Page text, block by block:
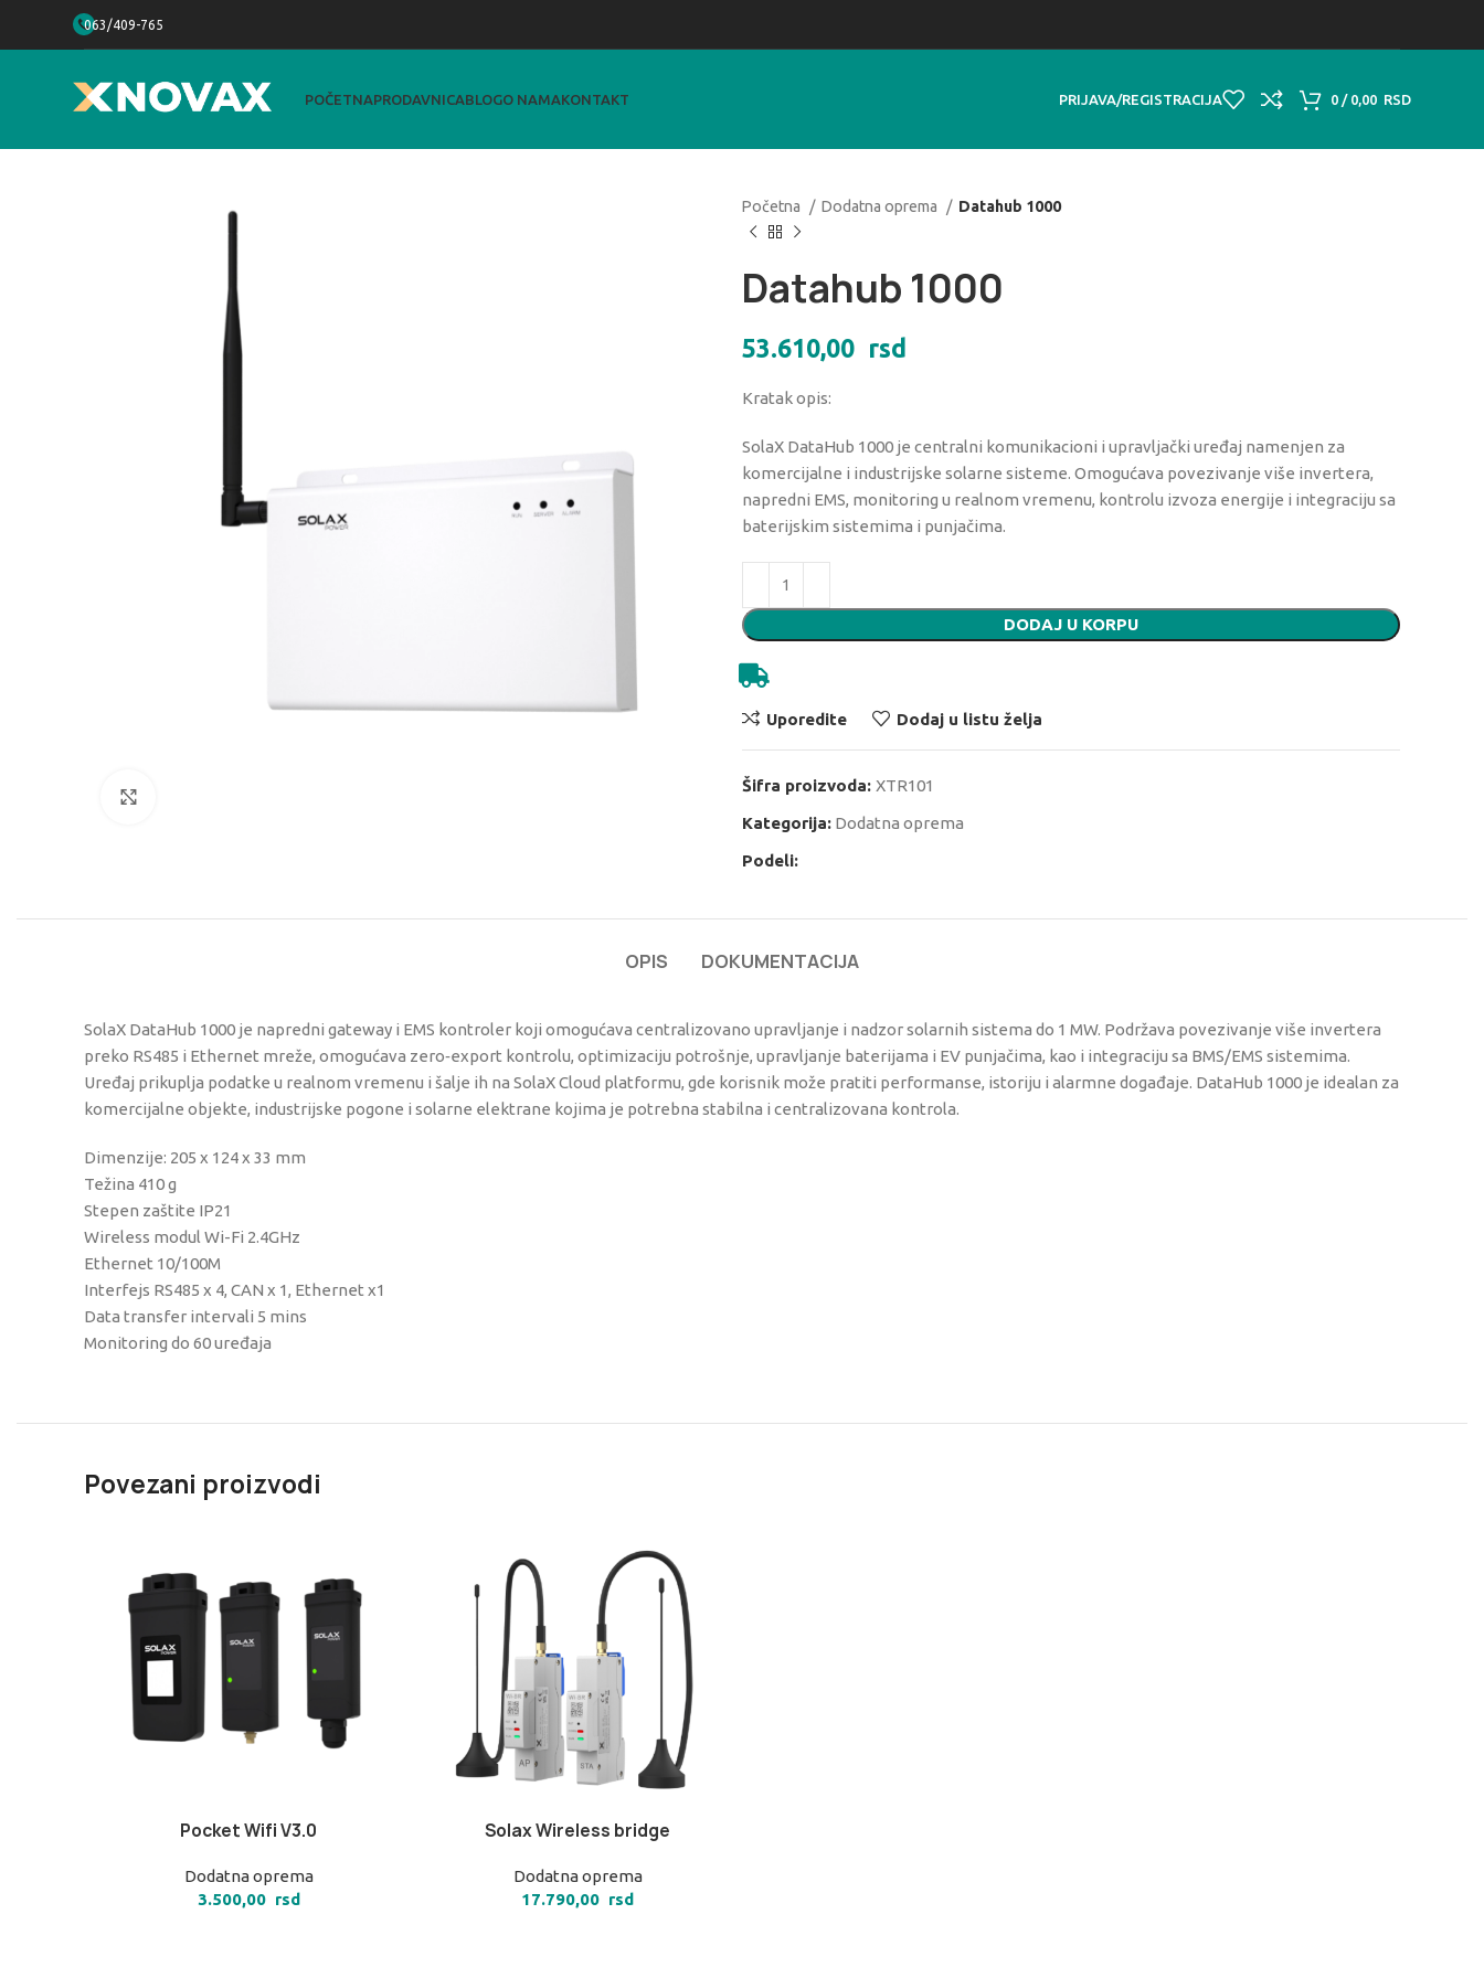
063/409-765
POČETNAPRODAVNICABLOGO NAMAKONTAKT PRIJAVA/REGISTRACIJA 0 / 0,00 RSD
Početna Dodatna oprema Datahub 1000
Datahub 1000
53.610,00 rsd
Kratak opis:
SolaX DataHub 1000 je centralni komunikacioni i upravljački uređaj namenjen za
komercijalne i industrijske solarne sisteme. Omogućava povezivanje više invertera,
napredni EMS, monitoring u realnom vremenu, kontrolu izvoza energije i integraciju sa
baterijskim sistemima i punjačima.
DODAJ U KORPU
Uporedite Dodaj u listu želja
Šifra proizvoda: XTR101
Kategorija: Dodatna oprema
Podeli:
OPIS DOKUMENTACIJA
SolaX DataHub 1000 je napredni gateway i EMS kontroler koji omogućava centralizovano upravljanje i nadzor solarnih sistema do 1 MW. Podržava povezivanje više invertera
preko RS485 i Ethernet mreže, omogućava zero‑export kontrolu, optimizaciju potrošnje, upravljanje baterijama i EV punjačima, kao i integraciju sa BMS/EMS sistemima.
Uređaj prikuplja podatke u realnom vremenu i šalje ih na SolaX Cloud platformu, gde korisnik može pratiti performanse, istoriju i alarmne događaje. DataHub 1000 je idealan za
komercijalne objekte, industrijske pogone i solarne elektrane kojima je potrebna stabilna i centralizovana kontrola.
Dimenzije: 205 x 124 x 33 mm
Težina 410 g
Stepen zaštite IP21
Wireless modul Wi-Fi 2.4GHz
Ethernet 10/100M
Interfejs RS485 x 4, CAN x 1, Ethernet x1
Data transfer intervali 5 mins
Monitoring do 60 uređaja
Povezani proizvodi
DODAJ U KORPUPocket Wifi V3.0
Dodatna oprema
3.500,00 rsd
DODAJ U KORPU
Solax Wireless bridge
Dodatna oprema
17.790,00 rsd